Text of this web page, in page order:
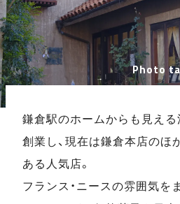
Photo
鎌倉駅のホームからも見え
創業し、現在は鎌倉本店のほ
ある人気店。
フランス・ニースの雰囲気を